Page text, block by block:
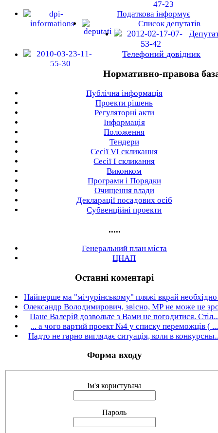
Податкова інформує
Список депутатів
Телефоний довідник
Нормативно-правова
Публічна інформація
Проекти рішень
Регуляторні акти
Інформація
Положення
Тендери
Сесії VI скликання
Сесії I скликання
Виконком
Програми і Порядки
Очищення влади
Декларації посадових осіб
Субвенційні проекти
.....
Генеральний план міста
ЦНАП
Останні коментарі
Найперше ма "мічурінському" пляжі вкрай необхідно
Олександр Володимирович, звісно, МР не може це
Пане Валерій дозвольте з Вами не погодитися.
... а чого вартий проект №4 у списку переможців ( ...
Надто не гарно виглядає ситуація, коли в
Форма входу
Ім'я користувача
Пароль